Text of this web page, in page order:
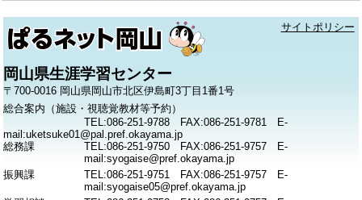
サイトポリシー
岡山県生涯学習センター
〒700-0016 岡山県岡山市北区伊島町3丁目1番1号
総合案内（施設・視聴覚教材等予約）
TEL:086-251-9788 FAX:086-251-9781 E-
mail:uketsuke01@pal.pref.okayama.jp
総務課
TEL:086-251-9750 FAX:086-251-9757 E-
mail:syogaise@pref.okayama.jp
振興課
TEL:086-251-9751 FAX:086-251-9757 E-
mail:syogaise05@pref.okayama.jp